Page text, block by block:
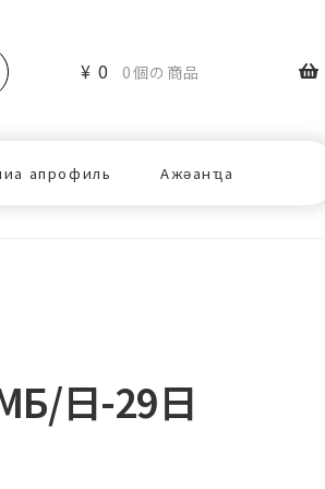
апрофиль Ажәанҵа
¥ 0 0個の商品
日-29日